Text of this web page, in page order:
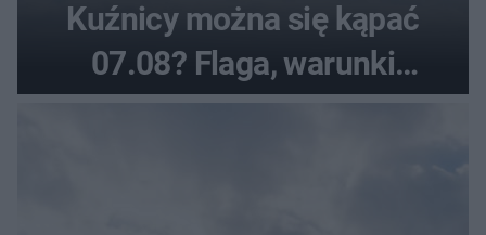
Kuźnicy można się kąpać
07.08? Flaga, warunki
pogodowe